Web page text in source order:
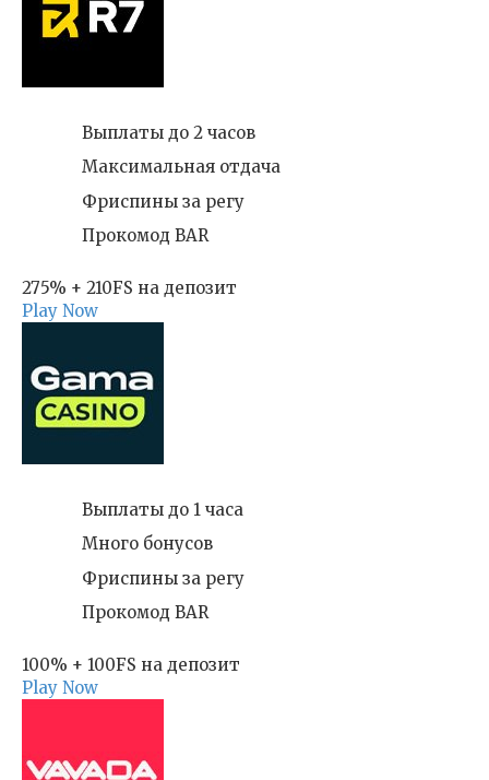
Выплаты до 2 часов
Максимальная отдача
Фриспины за регу
Прокомод BAR
275% + 210FS на депозит
Play Now
Выплаты до 1 часа
Много бонусов
Фриспины за регу
Прокомод BAR
100% + 100FS на депозит
Play Now